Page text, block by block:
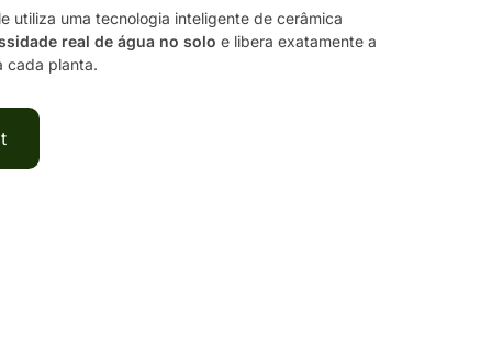
utiliza uma tecnologia inteligente de cerâmica
real de água no solo e libera exatamente a
cada planta.